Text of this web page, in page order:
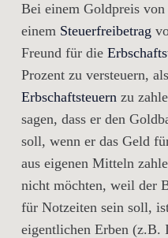
Bei einem Goldpreis
einem Steuerfreibetrag
Freund für die
Prozent zu versteuern,
Erbschaftsteuern zu
sagen, dass er den
soll, wenn er das Geld
aus eigenen Mitteln
nicht möchten, weil der
für Notzeiten sein soll,
eigentlichen Erben (z.B.